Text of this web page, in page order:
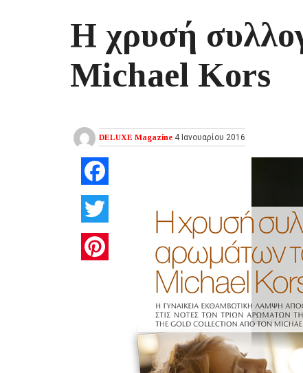
Η χρυσή
Michael Kors
DELUXE Magazine 4 Ιανουαρίου 2016